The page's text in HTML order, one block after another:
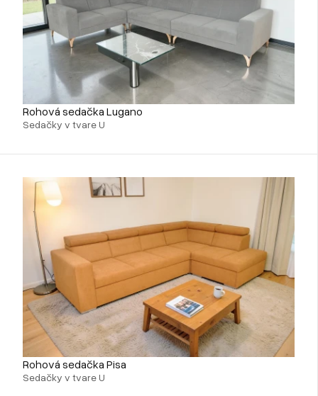
Rohová sedačka Lugano
Sedačky v tvare U
Rohová sedačka Pisa
Sedačky v tvare U